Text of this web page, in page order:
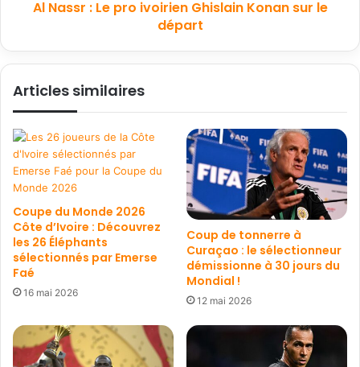
Al Nassr : Le pro ivoirien Ghislain Konan sur le
départ
Articles similaires
Coupe du Monde 2026
Côte d’Ivoire : Découvrez
les 26 Éléphants
sélectionnés par Emerse
Faé
16 mai 2026
Coup de tonnerre à
Curaçao : le sélectionneur
démissionne à 30 jours du
Mondial !
12 mai 2026